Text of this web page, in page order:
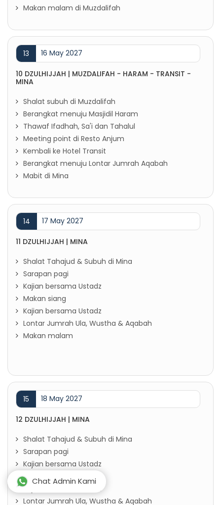
Makan malam di Muzdalifah
13 16 May 2027
10 DZULHIJJAH | MUZDALIFAH - HARAM - TRANSIT -
MINA
Shalat subuh di Muzdalifah
Berangkat menuju Masjidil Haram
Thawaf Ifadhah, Sa'i dan Tahalul
Meeting point di Resto Anjum
Kembali ke Hotel Transit
Berangkat menuju Lontar Jumrah Aqabah
Mabit di Mina
14 17 May 2027
11 DZULHIJJAH | MINA
Shalat Tahajud & Subuh di Mina
Sarapan pagi
Kajian bersama Ustadz
Makan siang
Kajian bersama Ustadz
Lontar Jumrah Ula, Wustha & Aqabah
Makan malam
15 18 May 2027
12 DZULHIJJAH | MINA
Shalat Tahajud & Subuh di Mina
Sarapan pagi
Kajian bersama Ustadz
Makan siang
Kajian bersama Ustadz
Lontar Jumrah Ula, Wustha & Aqabah
Chat Admin Kami